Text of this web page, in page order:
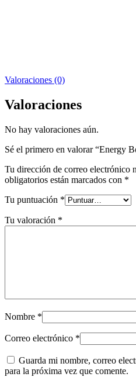
Valoraciones (0)
Valoraciones
No hay valoraciones aún.
Sé el primero en valorar “Energy
Tu dirección de correo electrónico
obligatorios están marcados con *
Tu puntuación *
Tu valoración *
Nombre *
Correo electrónico *
Guarda mi nombre, correo
para la próxima vez que comente.